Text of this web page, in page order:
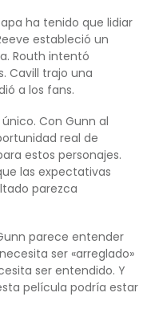
ha tenido que lidiar
estableció un
Routh intentó
Cavill trajo una
a los fans.
Con Gunn al
real de
estos personajes.
las expectativas
parezca
parece entender
ser «arreglado»
ser entendido. Y
película podría estar